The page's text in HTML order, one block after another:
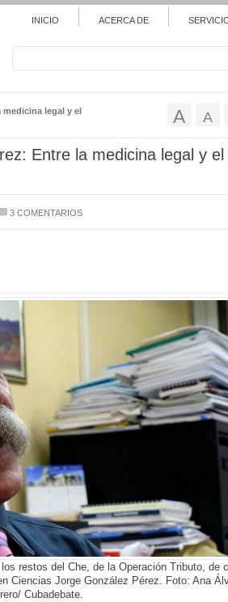
INICIO ACERCA DE
medicina legal y el
A
A
Entre la medicina legal y
3 COMENTARIOS
restos del Che, de la Operación Tributo, de
Ciencias Jorge González Pérez. Foto: Ana
Cubadebate.